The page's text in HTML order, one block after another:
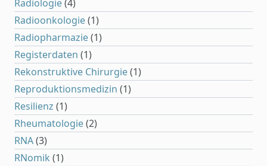
Radiologie(4)
Radioonkologie(1)
Radiopharmazie(1)
Registerdaten (1)
Rekonstruktive Chirurgie(1)
Reproduktionsmedizin (1)
Resilienz (1)
Rheumatologie(2)
RNA(3)
RNomik (1)